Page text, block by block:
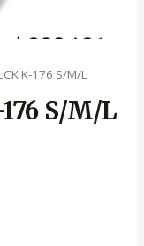
K-176 S/M/L
S/M/L